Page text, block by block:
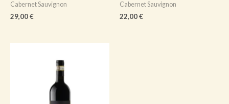
Cabernet Sauvignon
29,00€
Cabernet Sauvignon
22,00€